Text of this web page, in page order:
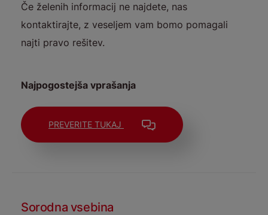
Če želenih informacij ne najdete, nas
kontaktirajte, z veseljem vam bomo pomagali
najti pravo rešitev.
Najpogostejša vprašanja
PREVERITE TUKAJ
Sorodna vsebina